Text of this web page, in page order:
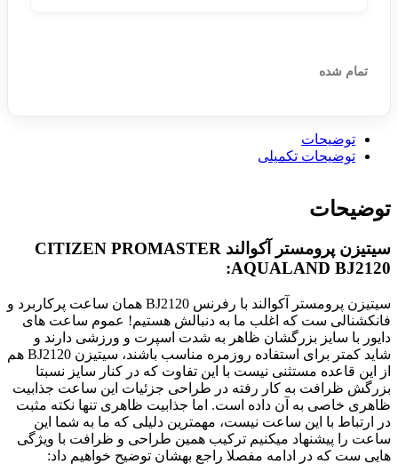
تمام شده
توضیحات
توضیحات تکمیلی
توضیحات
سیتیزن پرومستر آکوالند CITIZEN PROMASTER
AQUALAND BJ2120:
سیتیزن پرومستر آکوالند با رفرنس BJ2120 همان ساعت پرکاربرد و
فانکشنالی ست که اغلب ما به دنبالش هستیم! عموم ساعت های
دایور با سایز بزرگشان ظاهر به شدت اسپرت و ورزشی دارند و
شاید کمتر برای استفاده روزمره مناسب باشند، سیتیزن BJ2120 هم
از این قاعده مستثنی نیست با این تفاوت که در کنار سایز نسبتا
بزرگش ظرافت به کار رفته در طراحی جزئیات این ساعت جذابیت
ظاهری خاصی به آن داده است. اما جذابیت ظاهری تنها نکته مثبت
در ارتباط با این ساعت نیست، مهمترین دلیلی که ما به شما این
ساعت را پیشنهاد میکنیم ترکیب همین طراحی و ظرافت با ویژگی
هایی ست که در ادامه مفصلا راجع بهشان توضیح خواهیم داد: